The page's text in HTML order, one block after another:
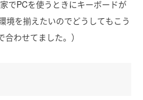
でPCを使うときにキーボードが
境を揃えたいのでどうしてもこう
わせてました。）